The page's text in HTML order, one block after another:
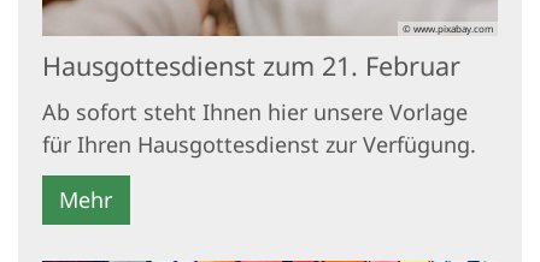
© www.pixabay.com
Hausgottesdienst zum 21. Februar
Ab sofort steht Ihnen hier unsere Vorlage
für Ihren Hausgottesdienst zur Verfügung.
Mehr